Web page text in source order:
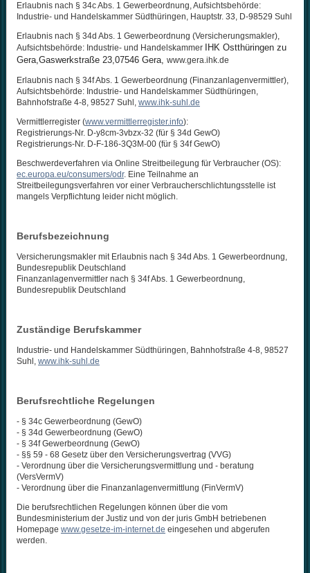
Erlaubnis nach § 34c Abs. 1 Gewerbeordnung, Aufsichtsbehörde:
Industrie- und Handelskammer Südthüringen, Hauptstr. 33, D-98529 Suhl
Erlaubnis nach § 34d Abs. 1 Gewerbeordnung (Versicherungsmakler),
Aufsichtsbehörde: Industrie- und Handelskammer
IHK Ostthüringen zu
Gera,Gaswerkstraße 23,07546 Gera, www.gera.ihk.de
Erlaubnis nach § 34f Abs. 1 Gewerbeordnung (Finanzanlagenvermittler),
Aufsichtsbehörde: Industrie- und Handelskammer Südthüringen,
Bahnhofstraße 4-8, 98527 Suhl, www.ihk-suhl.de
Vermittlerregister (www.vermittlerregister.info):
Registrierungs-Nr. D-y8cm-3vbzx-32 (für § 34d GewO)
Registrierungs-Nr. D-F-186-3Q3M-00 (für § 34f GewO)
Beschwerdeverfahren via Online Streitbeilegung für Verbraucher (OS):
ec.europa.eu/consumers/odr. Eine Teilnahme an
Streitbeilegungsverfahren vor einer Verbraucherschlichtungsstelle ist
mangels Verpflichtung leider nicht möglich.
Berufsbezeichnung
Versicherungsmakler mit Erlaubnis nach § 34d Abs. 1 Gewerbeordnung,
Bundesrepublik Deutschland
Finanzanlagenvermittler nach § 34f Abs. 1 Gewerbeordnung,
Bundesrepublik Deutschland
Zuständige Berufskammer
Industrie- und Handelskammer Südthüringen, Bahnhofstraße 4-8, 98527
Suhl, www.ihk-suhl.de
Berufsrechtliche Regelungen
- § 34c Gewerbeordnung (GewO)
- § 34d Gewerbeordnung (GewO)
- § 34f Gewerbeordnung (GewO)
- §§ 59 - 68 Gesetz über den Versicherungsvertrag (VVG)
- Verordnung über die Versicherungsvermittlung und - beratung
(VersVermV)
- Verordnung über die Finanzanlagenvermittlung (FinVermV)
Die berufsrechtlichen Regelungen können über die vom
Bundesministerium der Justiz und von der juris GmbH betriebenen
Homepage www.gesetze-im-internet.de eingesehen und abgerufen
werden.